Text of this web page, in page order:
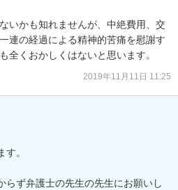
いかも知れませんが、中絶費用、交
連の経過による精神的苦痛を慰謝す
全くおかしくはないと思います。
2019年11月11日 11:25
。
らず弁護士の先生の先生にお願いし